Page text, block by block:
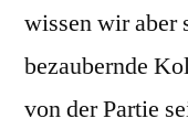
wissen wir aber
bezaubernde
von der Partie